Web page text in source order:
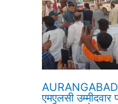
एमएलसी